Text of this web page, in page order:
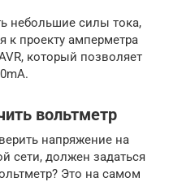
небольшие силы тока,
к проекту амперметра
который позволяет
вольтметр
напряжение на
сети, должен задаться
Это на самом